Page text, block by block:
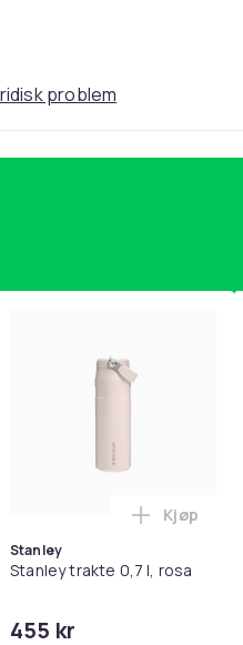
186
problem
yoga og
QC 2 AE 2, AE 2i, AE 2w,
AG10 / LR1130 / LR54 / 189
Stanley
Stanley trakte 0,7 l, rosa
455 kr
Legg
Kjøp